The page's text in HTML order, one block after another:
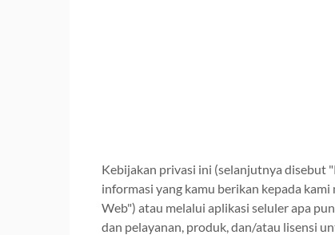
Kebijakan privasi ini (selanjutnya disebut
informasi yang kamu berikan kepada
Web") atau melalui aplikasi seluler apa
dan pelayanan, produk, dan/atau lisensi